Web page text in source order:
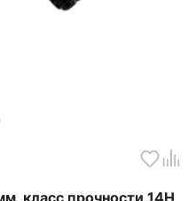
класс прочности 14Н